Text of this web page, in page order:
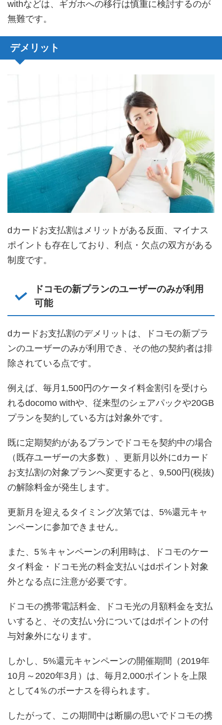
withなどは、ギガホへの移行は慎重に検討するのが
無難です。
デメリット
dカードお支払割はメリットがある反面、マイナス
ポイントも存在しており、利点・欠点の双方がある
制度です。
ドコモの新プランのユーザーのみが利用
可能
dカードお支払割のデメリットは、ドコモの新プラ
ンのユーザーのみが利用でき、その他の契約者は排
除されている点です。
例えば、毎月1,500円のケータイ料金割引を受けら
れるdocomo withや、従来型のシェアパックや20GB
プランを契約している方は対象外です。
既に定期契約があるプランでドコモを契約中の場合
（既存ユーザーの大多数）、更新月以外にdカード
お支払割の対象プランへ変更すると、9,500円(税抜)
の解除料金が発生します。
更新月を迎えるタイミング次第では、5%還元キャ
ンペーンに参加できません。
また、5％キャンペーンの利用時は、ドコモのケー
タイ料金・ドコモ光の料金支払いはdポイント対象
外となる点に注意が必要です。
ドコモの携帯電話料金、ドコモ光の月額料金を支払
いすると、その支払い分についてはdポイントの付
与対象外になります。
しかし、5%還元キャンペーンの開催期間（2019年
10月～2020年3月）は、毎月2,000ポイントを上限
として4％のボーナスを得られます。
したがって、この期間中は断腸の思いでドコモの携